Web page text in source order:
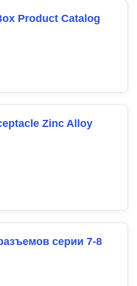
Product Catalog
Zinc Alloy
серии 7-8